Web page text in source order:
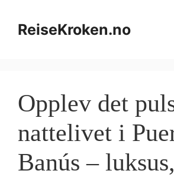
innholdReiseKroken.no
Opplev det
nattelivet i
Banús – luksus,